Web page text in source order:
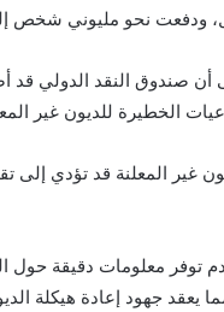
ودفعت نحو مليوني شخص
أن صندوق النقد الدولي قد
الخطيرة للديون غير
غير المعلنة قد تؤدي إلى
توفر معلومات دقيقة حول
يعقد جهود إعادة هيكلة